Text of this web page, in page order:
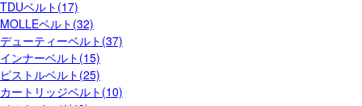
TDUベルト(17)
MOLLEベルト(32)
デューティーベルト(37)
インナーベルト(15)
ピストルベルト(25)
カートリッジベルト(10)